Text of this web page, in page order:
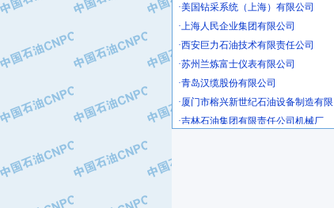
·上海人民企业集团有限公司
·西安巨力石油技术有限责任公司
·苏州兰炼富士仪表有限公司
·青岛汉缆股份有限公司
·厦门市榕兴新世纪石油设备制造有限
·吉林石油集团有限责任公司机械厂
·大港油田集团中成机械制造有限公司